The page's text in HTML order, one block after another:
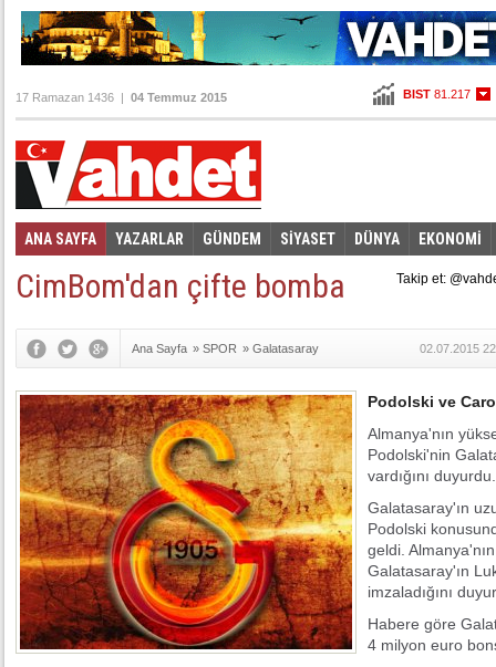
BIST 81.217
Altın100,835
17 Ramazan 1436 | 04 Temmuz 2015
ANA SAYFA YAZARLAR GÜNDEM SİYASET DÜNYA EKONOMİ
Foto Galeri Video Galeri
CimBom'dan çifte bomba
Ana Sayfa » SPOR » Galatasaray 02.07.2015
Podolski ve
Almanya'nın
Podolski'nin
vardığını duyurdu.
Galatasaray'ın
Podolski
geldi.
Galatasaray'ın
imzaladığını
Habere göre
4 milyon euro
Takip et: